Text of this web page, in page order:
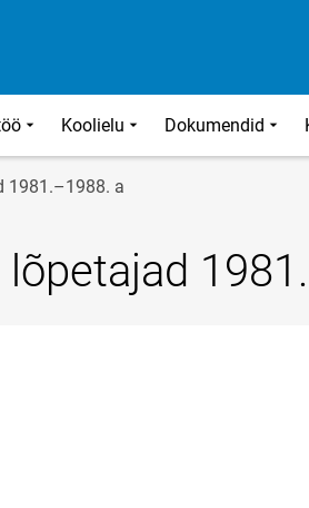
Koolielu Dokumendid
1981.–1988. a